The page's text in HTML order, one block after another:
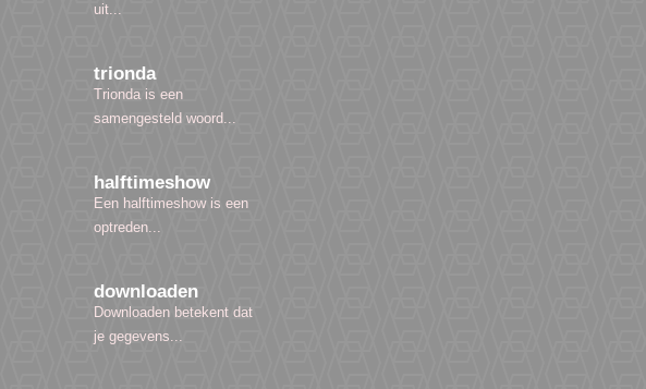
uit...
trionda
Trionda is een
samengesteld woord...
halftimeshow
Een halftimeshow is een
optreden...
downloaden
Downloaden betekent dat
je gegevens...